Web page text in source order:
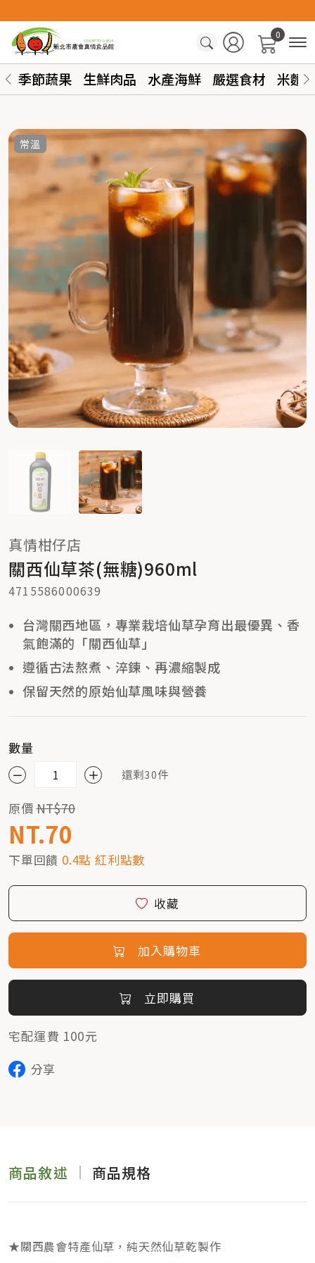
0
季節蔬果 生鮮肉品 水產海鮮 嚴選食材 米麵
常溫
真情柑仔店
關西仙草茶(無糖)960ml
4715586000639
台灣關西地區，專業栽培仙草孕育出最優異、香
氣飽滿的「關西仙草」
遵循古法熬煮、淬鍊、再濃縮製成
保留天然的原始仙草風味與營養
數量
還剩30件
原價NT$70
NT.70
下單回饋 0.4點 紅利點數
收藏
加入購物車
立即購買
宅配運費 100元
分享
商品敘述 商品規格
★關西農會特產仙草，純天然仙草乾製作